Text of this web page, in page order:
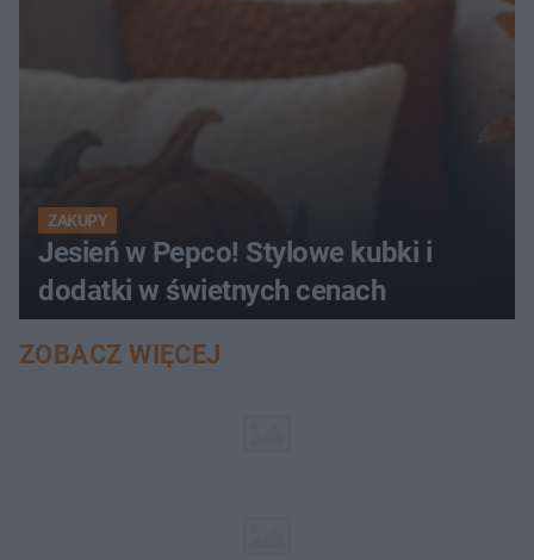
ZAKUPY
Jesień w Pepco! Stylowe kubki i
dodatki w świetnych cenach
ZOBACZ WIĘCEJ